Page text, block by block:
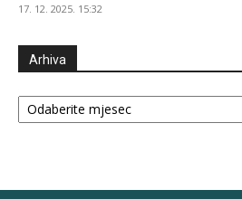
17. 12. 2025. 15:32
Arhiva
Arhiva